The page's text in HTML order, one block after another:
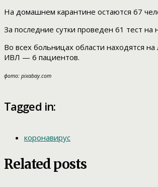
На домашнем карантине остаются 67
За последние сутки проведен 61 тест
Во всех больницах области находятся
ИВЛ — 6 пациентов.
фото: pixabay.com
Tagged in:
коронавирус
Related posts